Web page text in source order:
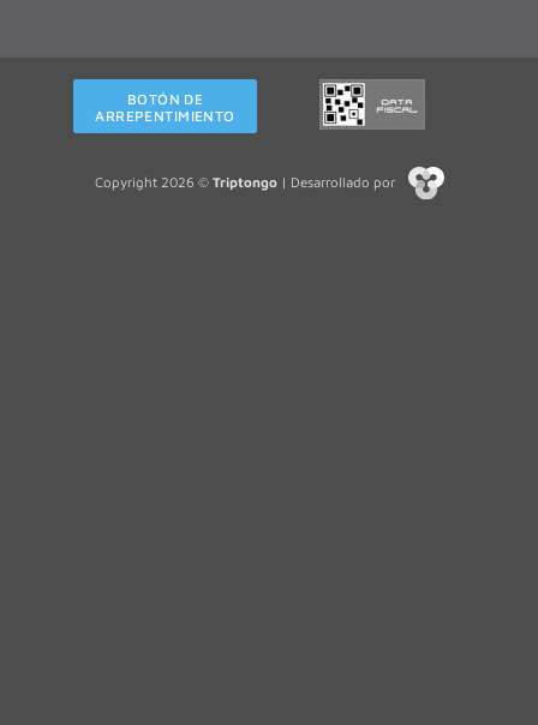
BOTÓN DE
ARREPENTIMIENTO
Copyright 2026 © Triptongo| Desarrollado por